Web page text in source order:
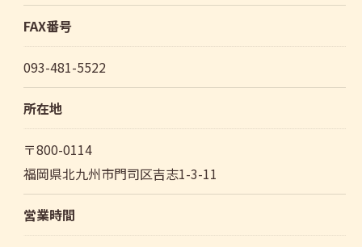
FAX番号
093-481-5522
所在地
〒800-0114
福岡県北九州市門司区吉志1-3-11
営業時間